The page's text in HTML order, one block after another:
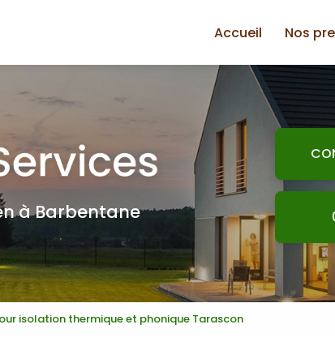
Accueil
Nos
à Barbentane
isolation thermique et phonique Tarascon